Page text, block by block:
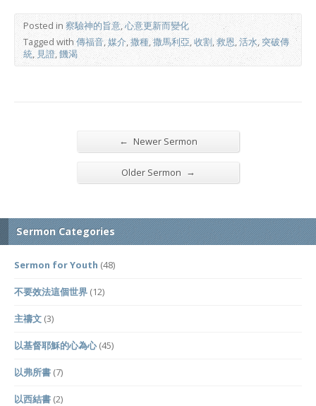
Posted in 察驗神的旨意,心意更新而變化
Tagged with傳福音,媒介,撒種,撒馬利亞,收割,救恩,活水, 突破傳
統, 見證,饑渴
← Newer Sermon
Older Sermon →
Sermon Categories
Sermon for Youth (48)
不要效法這個世界 (12)
主禱文 (3)
以基督耶穌的心為心(45)
以弗所書 (7)
以西結書 (2)